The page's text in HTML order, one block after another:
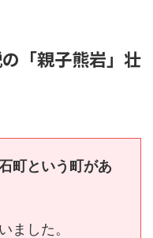
「親子熊岩」壮
町という町があ
ました。